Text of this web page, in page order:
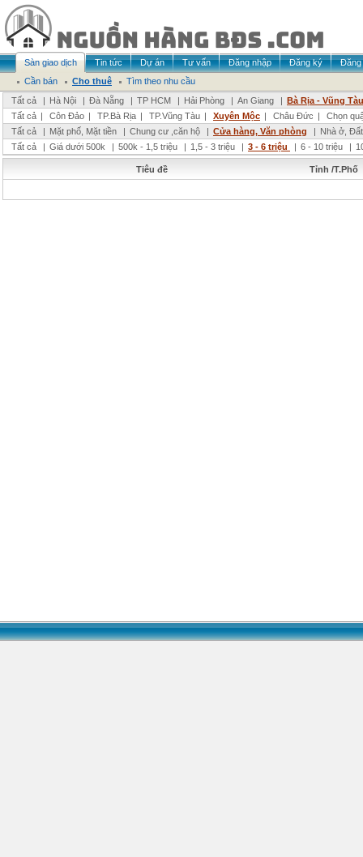
Sàn giao dịch Tin tức Dự án Tư vấn Đăng nhập Đăng ký
Đăng
Cần bán
Cho thuê
Tìm theo nhu cầu
Tất cả
| Hà Nội | Đà Nẵng | TP HCM | Hải Phòng | An Giang | Bà Rịa - Vũng Tàu
Tất cả | Côn Đảo | TP.Bà Rịa | TP.Vũng Tàu | Xuyên Mộc | Châu Đức |
Chọn
Tất cả
| Mặt phố, Mặt tiền | Chung cư ,căn hộ | Cửa hàng, Văn phòng | Nhà ở,
Tất cả
| Giá dưới 500k | 500k - 1,5 triệu | 1,5 - 3 triệu | 3 - 6 triệu | 6 - 10 triệu |
Tiêu đề Tỉnh /T.Phố